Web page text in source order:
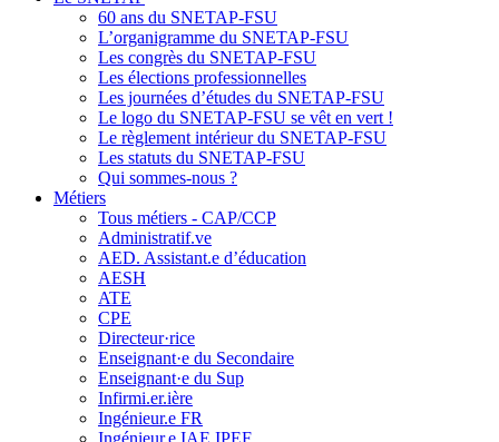
60 ans du SNETAP-FSU
L’organigramme du SNETAP-FSU
Les congrès du SNETAP-FSU
Les élections professionnelles
Les journées d’études du SNETAP-FSU
Le logo du SNETAP-FSU se vêt en vert !
Le règlement intérieur du SNETAP-FSU
Les statuts du SNETAP-FSU
Qui sommes-nous ?
Métiers
Tous métiers - CAP/CCP
Administratif.ve
AED. Assistant.e d’éducation
AESH
ATE
CPE
Directeur·rice
Enseignant·e du Secondaire
Enseignant·e du Sup
Infirmi.er.ière
Ingénieur.e FR
Ingénieur.e IAE IPEF